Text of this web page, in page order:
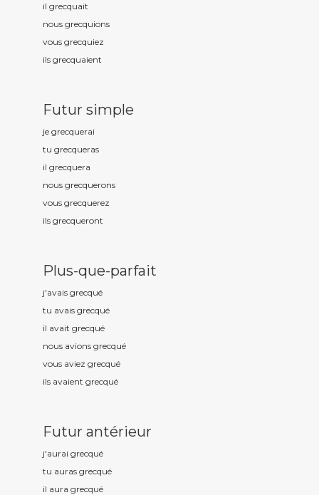
il grecquait
nous grecquions
vous grecquiez
ils grecquaient
Futur simple
je grecquerai
tu grecqueras
il grecquera
nous grecquerons
vous grecquerez
ils grecqueront
Plus-que-parfait
j'avais grecqué
tu avais grecqué
il avait grecqué
nous avions grecqué
vous aviez grecqué
ils avaient grecqué
Futur antérieur
j'aurai grecqué
tu auras grecqué
il aura grecqué